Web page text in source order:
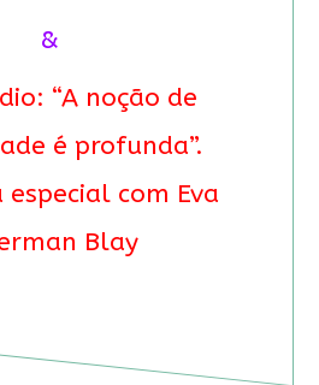
&
“A noção de
é profunda”.
especial com Eva
Blay